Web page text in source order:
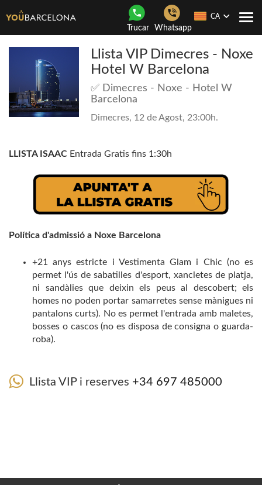
Trucar Whatsapp
CA
Llista VIP Dimecres - Noxe
Hotel W Barcelona
✅ Dimecres - Noxe - Hotel W
Barcelona
Dimecres, 12 de Agost, 23:00h.
LLISTA ISAAC Entrada Gratis fins 1:30h
Política d'admissió a Noxe Barcelona
+21 anys estricte i Vestimenta Glam i Chic (no es
permet l'ús de sabatilles d'esport, xancletes de platja,
ni sandàlies que deixin els peus al descobert; els
homes no poden portar samarretes sense mànigues ni
pantalons curts). No es permet l'entrada amb maletes,
bosses o cascos (no es disposa de consigna o guarda-
roba).
Llista VIP i reserves +34 697 485000